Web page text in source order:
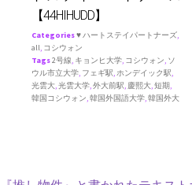
【44HIHUDD】
Categories♥ ハートステイパートナーズ,
all, コシウォン
Tags2号線, キョンヒ大学, コシウォン, ソ
ウル市立大学, フェギ駅,ホンデイック駅,
光雲大,光雲大学,外大前駅, 慶熙大,短期,
韓国コシウォン,韓国外国語大学,韓国外大